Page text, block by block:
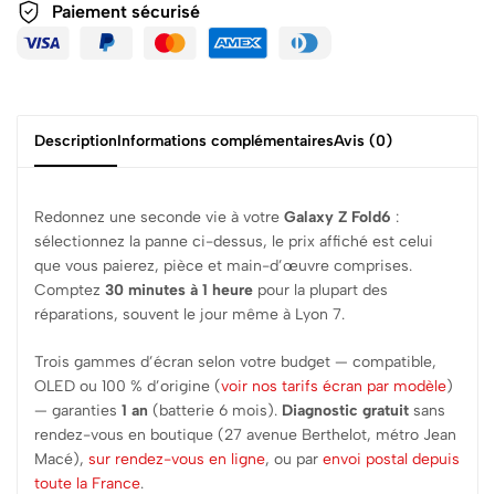
Paiement sécurisé
DescriptionInformations complémentairesAvis (0)
Redonnez une seconde vie à votre Galaxy Z Fold6 :
sélectionnez la panne ci-dessus, le prix affiché est celui
que vous paierez, pièce et main-d’œuvre comprises.
Comptez 30 minutes à 1 heure pour la plupart des
réparations, souvent le jour même à Lyon 7.
Trois gammes d’écran selon votre budget — compatible,
OLED ou 100 % d’origine (voir nos tarifs écran par modèle)
— garanties 1 an (batterie 6 mois). Diagnostic gratuit sans
rendez-vous en boutique (27 avenue Berthelot, métro Jean
Macé), sur rendez-vous en ligne, ou par envoi postal depuis
toute la France.